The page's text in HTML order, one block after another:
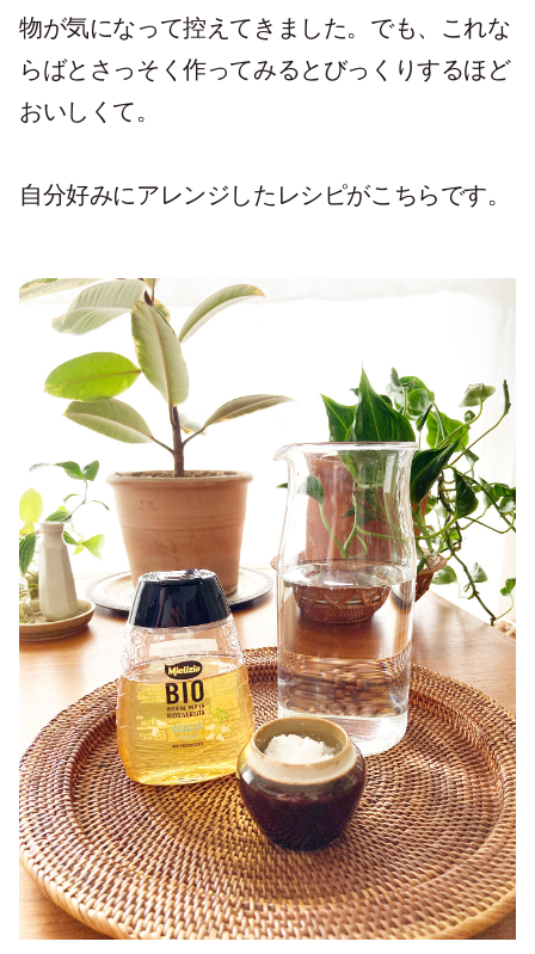
物が気になって控えてきました。でも、これな
らばとさっそく作ってみるとびっくりするほど
おいしくて。
自分好みにアレンジしたレシピがこちらです。